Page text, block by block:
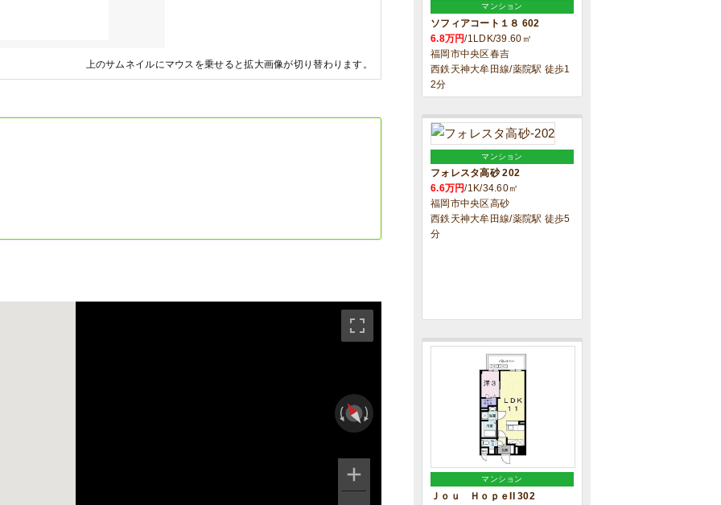
上のサムネイルにマウスを乗せると拡大画像が切り替わります。
マンション
ソフィアコート１８ 602
6.8万円/1LDK/39.60㎡
福岡市中央区春吉
西鉄天神大牟田線/薬院駅 徒歩1
2分
マンション
フォレスタ高砂 202
6.6万円/1K/34.60㎡
福岡市中央区高砂
西鉄天神大牟田線/薬院駅 徒歩5
分
マンション
Ｊｏｕ ＨｏｐｅII 302